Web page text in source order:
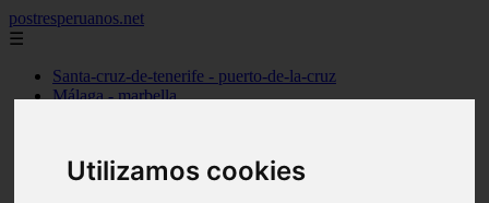
Utilizamos cookies
postresperuanos.net
☰
Santa-cruz-de-tenerife - puerto-de-la-cruz
Málaga - marbella
Barcelona - l39hospitalet-de-llobregat